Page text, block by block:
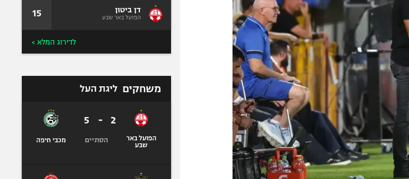
דן ביטון
הפועל באר שבע 15
לדירוג המלא >
משחקים ליגת העל
הפועל באר
שבע
2
-
5
הסתיים מכבי חיפה